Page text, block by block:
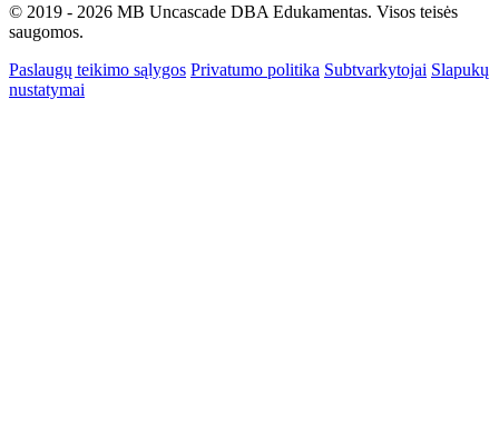
© 2019 - 2026 MB Uncascade DBA Edukamentas. Visos teisės
saugomos.
Paslaugų teikimo sąlygos Privatumo politika Subtvarkytojai Slapukų
nustatymai